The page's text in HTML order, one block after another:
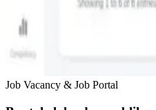
Job Vacancy & Job Portal